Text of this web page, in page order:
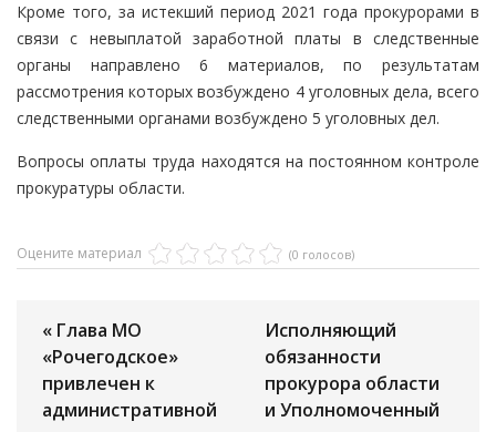
Кроме того, за истекший период 2021 года прокурорами в
связи с невыплатой заработной платы в следственные
органы направлено 6 материалов, по результатам
рассмотрения которых возбуждено 4 уголовных дела, всего
следственными органами возбуждено 5 уголовных дел.
Вопросы оплаты труда находятся на постоянном контроле
прокуратуры области.
Оцените материал (0 голосов)
« Глава МО
«Рочегодское»
привлечен к
административной
Исполняющий
обязанности
прокурора области
и Уполномоченный